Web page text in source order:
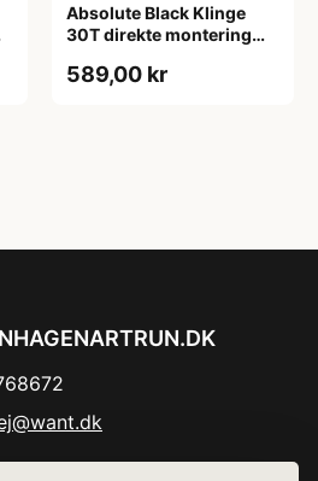
Absolute Black Klinge
30T direkte montering
589,00 kr